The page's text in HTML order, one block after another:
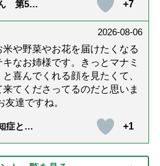
第500
+7
2026-08-06
米や野菜やお花を届けたくなる
なお姉様です。きっとマナミ
喜んでくれる顔を見たくて、
てくださってるのだと思いま
達ですね。
症と介
+1